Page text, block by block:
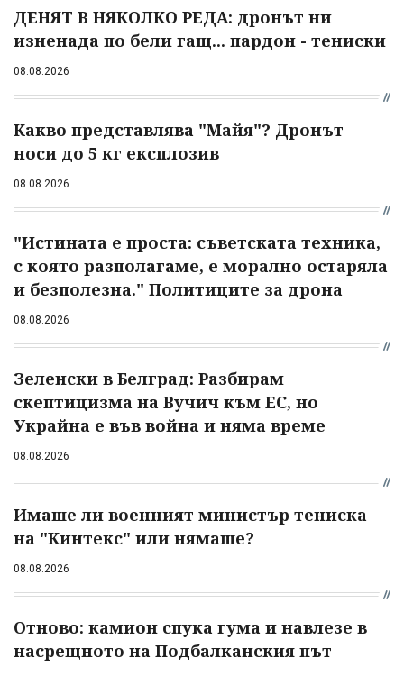
ДЕНЯТ В НЯКОЛКО РЕДА: дронът ни
изненада по бели гащ... пардон - тениски
08.08.2026
Какво представлява "Майя"? Дронът
носи до 5 кг експлозив
08.08.2026
"Истината е проста: съветската техника,
с която разполагаме, е морално остаряла
и безполезна." Политиците за дрона
08.08.2026
Зеленски в Белград: Разбирам
скептицизма на Вучич към ЕС, но
Украйна е във война и няма време
08.08.2026
Имаше ли военният министър тениска
на "Кинтекс" или нямаше?
08.08.2026
Отново: камион спука гума и навлезе в
насрещното на Подбалканския път